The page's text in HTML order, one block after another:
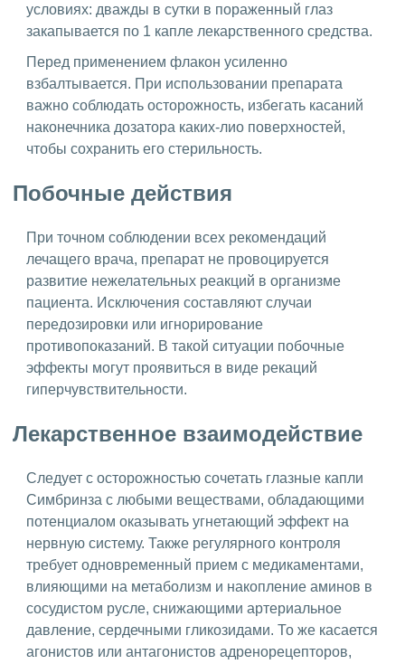
условиях: дважды в сутки в пораженный глаз
закапывается по 1 капле лекарственного средства.
Перед применением флакон усиленно
взбалтывается. При использовании препарата
важно соблюдать осторожность, избегать касаний
наконечника дозатора каких-лио поверхностей,
чтобы сохранить его стерильность.
Побочные действия
При точном соблюдении всех рекомендаций
лечащего врача, препарат не провоцируется
развитие нежелательных реакций в организме
пациента. Исключения составляют случаи
передозировки или игнорирование
противопоказаний. В такой ситуации побочные
эффекты могут проявиться в виде рекаций
гиперчувствительности.
Лекарственное взаимодействие
Следует с осторожностью сочетать глазные капли
Симбринза с любыми веществами, обладающими
потенциалом оказывать угнетающий эффект на
нервную систему. Также регулярного контроля
требует одновременный прием с медикаментами,
влияющими на метаболизм и накопление аминов в
сосудистом русле, снижающими артериальное
давление, сердечными гликозидами. То же касается
агонистов или антагонистов адренорецепторов,